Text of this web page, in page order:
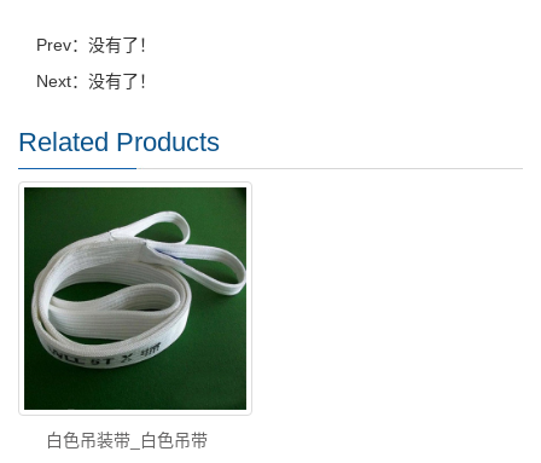
Prev：没有了！
Next：没有了！
Related Products
白色吊装带_白色吊带